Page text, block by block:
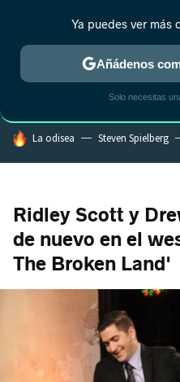
MENÚ
ESTRENOS
HOY SE HABLA DE
La odisea Steven Spielberg
Ridley Scott y
de nuevo en el
The Broken Land'
Ya puedes ver más
Añádenos
Solo necesitas